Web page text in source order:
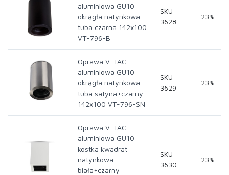
aluminiowa GU10
okrągła natynkowa
tuba czarna 142x100
VT-796-B
SKU
3628
23%
Oprawa V-TAC
aluminiowa GU10
okrągła natynkowa
tuba satyna+czarny
142x100 VT-796-SN
SKU
3629
23%
Oprawa V-TAC
aluminiowa GU10
kostka kwadrat
natynkowa
biała+czarny
SKU
3630
23%